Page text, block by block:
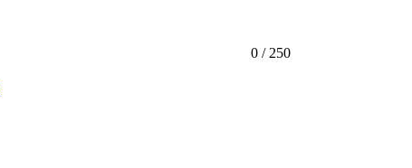
0 / 250